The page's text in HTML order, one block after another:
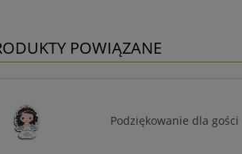
POWIĄZANE
Podziękowanie dla